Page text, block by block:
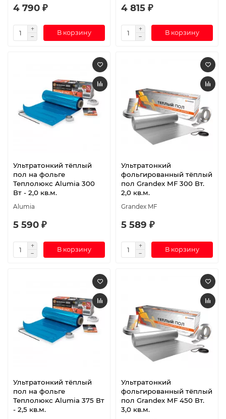
4 790 ₽
В корзину
4 815 ₽
В корзину
Ультратонкий тёплый
пол на фольге
Теплолюкс Alumia 300
Вт - 2,0 кв.м.
Alumia
5 590 ₽
В корзину
Ультратонкий
фольгированный тёплый
пол Grandex MF 300 Вт.
2,0 кв.м.
Grandex MF
5 589 ₽
В корзину
Ультратонкий тёплый
пол на фольге
Теплолюкс Alumia 375 Вт
- 2,5 кв.м.
Ультратонкий
фольгированный тёплый
пол Grandex MF 450 Вт.
3,0 кв.м.